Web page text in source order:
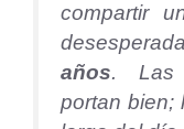
compartir
años. Las
portan bien;